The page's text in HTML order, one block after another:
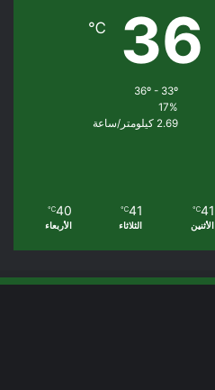
36
℃
36º - 33º
17%
2.69 كيلومتر/ساعة
41
℃
الأثنين
41
℃
الثلاثاء
40
℃
الأربعاء